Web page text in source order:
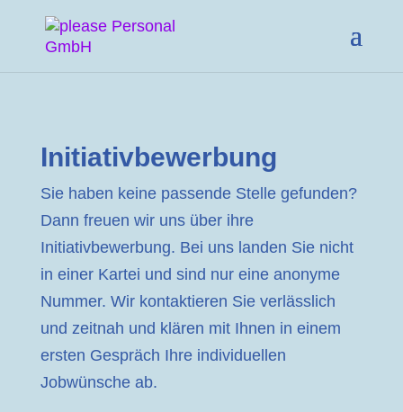
Initiativbewerbung
Sie haben keine passende Stelle gefunden?
Dann freuen wir uns über ihre
Initiativbewerbung. Bei uns landen Sie nicht
in einer Kartei und sind nur eine anonyme
Nummer. Wir kontaktieren Sie verlässlich
und zeitnah und klären mit Ihnen in einem
ersten Gespräch Ihre individuellen
Jobwünsche ab.